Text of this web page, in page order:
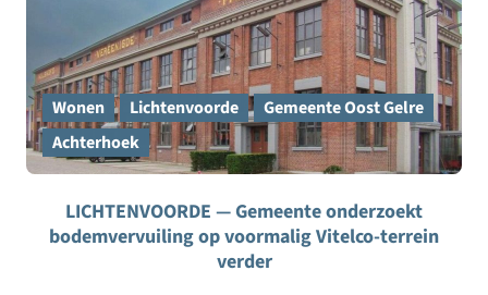
Wonen Lichtenvoorde
Gemeente Oost Gelre
Achterhoek
LICHTENVOORDE — Gemeente onderzoekt
bodemvervuiling op voormalig Vitelco-terrein
verder